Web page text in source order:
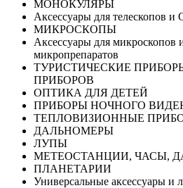
МОНОКУЛЯРЫ
Аксессуары для телескопов и
МИКРОСКОПЫ
Аксессуары для микроскопов
микропрепаратов
ТУРИСТИЧЕСКИЕ
ПРИБОРОВ
ОПТИКА ДЛЯ ДЕТЕЙ
ПРИБОРЫ НОЧНОГО
ТЕПЛОВИЗИОННЫЕ
ДАЛЬНОМЕРЫ
ЛУПЫ
МЕТЕОСТАНЦИИ, ЧАСЫ,
ПЛАНЕТАРИИ
Универсальные аксессуары и